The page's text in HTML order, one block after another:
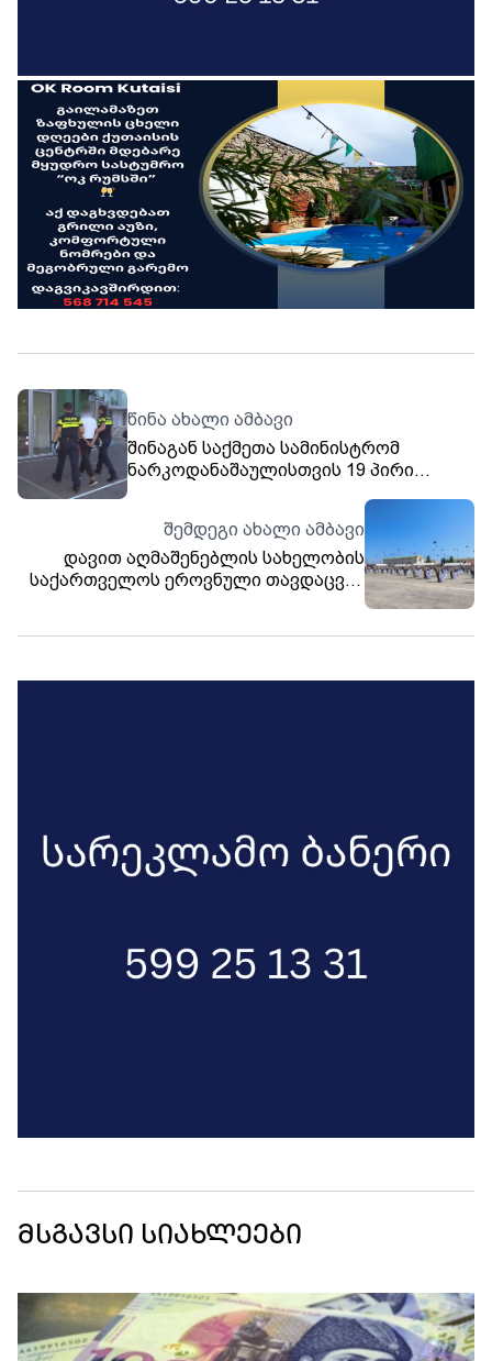
წინა ახალი ამბავი
შინაგან საქმეთა სამინისტრომ
ნარკოდანაშაულისთვის 19 პირი
შემდეგი ახალი ამბავი
დავით აღმაშენებლის სახელობის
საქართველოს ეროვნული თავდაცვის
მსგავსი სიახლეები